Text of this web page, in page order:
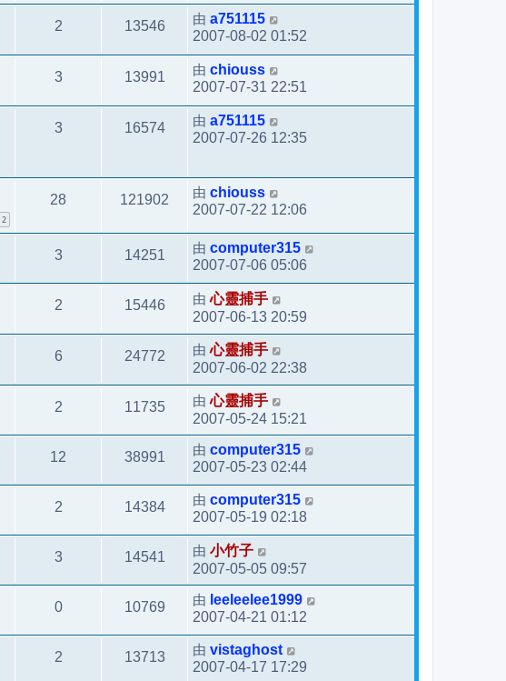
2 13546 由 a751115
2007-08-02 01:52
3 13991 由 chiouss
2007-07-31 22:51
3 16574 由 a751115
2007-07-26 12:35
2
28 121902 由 chiouss
2007-07-22 12:06
3 14251 由 computer315
2007-07-06 05:06
2 15446 由心靈捕手
2007-06-13 20:59
6 24772 由心靈捕手
2007-06-02 22:38
2 11735 由心靈捕手
2007-05-24 15:21
12 38991 由 computer315
2007-05-23 02:44
2 14384 由 computer315
2007-05-19 02:18
3 14541 由 小竹子
2007-05-05 09:57
0 10769 由 leeleelee1999
2007-04-21 01:12
2 13713 由 vistaghost
2007-04-17 17:29